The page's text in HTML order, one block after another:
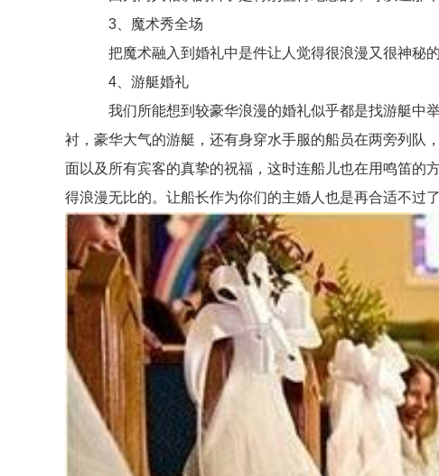
3、魔术秀全场
把魔术融入到婚礼中是件让人觉得很浪漫又很神秘的
4、游艇婚礼
我们所能想到较豪华浪漫的婚礼似乎都是找游艇中举
衬，豪华大气的游艇，还有身穿水手服的船员在两旁列队
面以及所有宾客的真挚的祝福，这时连船儿也在用鸣笛的
得浪漫无比的。让船长作为你们的主婚人也是再合适不过